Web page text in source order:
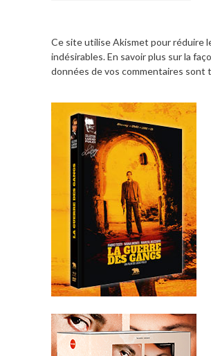
Ce site utilise Akismet pour réduire
indésirables.En savoir plus sur la
données de vos commentaires sont